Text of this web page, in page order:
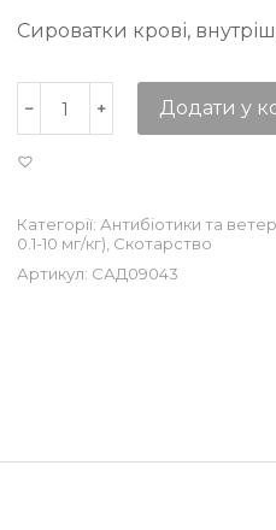
Сироватки крові,
Додати у
Категорії: Антибіотики та
0.1-10 мг/кг) Скотарство
Артикул: САД09043